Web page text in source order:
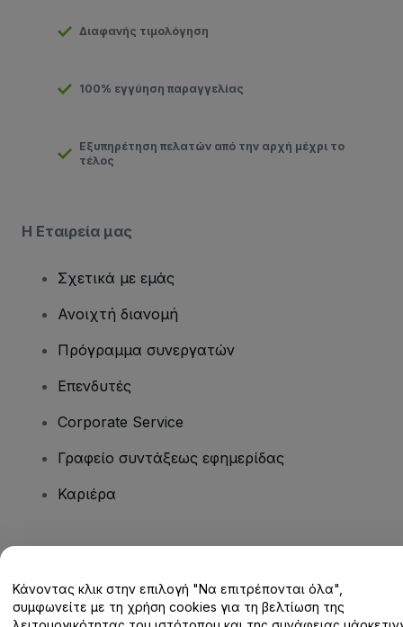
Διαφανής τιμολόγηση
100% εγγύηση παραγγελίας
Εξυπηρέτηση πελατών από την αρχή μέχρι το
τέλος
Η Εταιρεία μας
Σχετικά με εμάς
Ανοιχτή διανομή
Πρόγραμμα συνεργατών
Επενδυτές
Corporate Service
Γραφείο συντάξεως εφημερίδας
Καριέρα
Κέντρο βοήθειας / Επικοινωνήστε μαζί μας
Κάνοντας κλικ στην επιλογή "Να επιτρέπονται όλα",
συμφωνείτε με τη χρήση cookies για τη βελτίωση της